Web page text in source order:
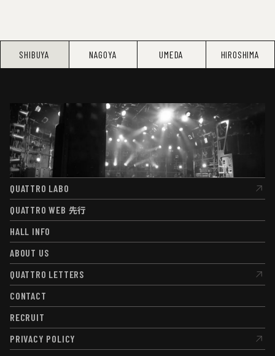
SHIBUYA NAGOYA UMEDA HIROSHIMA
QUATTRO LABO
QUATTRO LABO
QUATTRO WEB 先行
QUATTRO WEB先行
HALL INFO
HALL INFO
ABOUT US
ABOUT US
QUATTRO LETTERS
QUATTRO LETTERS
CONTACT
CONTACT
RECRUIT
RECRUIT
PRIVACY POLICY
PRIVACY POLICY